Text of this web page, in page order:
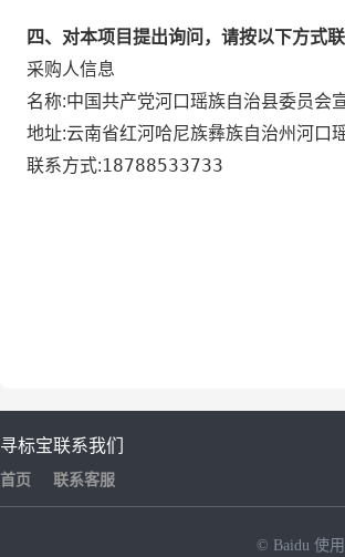
四、对本项目提出询问，请按以下方式联
采购人信息
名称:中国共产党河口瑶族自治县委员会
地址:云南省红河哈尼族彝族自治州河口
联系方式:18788533733
寻标宝
首页
联系我们
联系客服
© Baidu 使